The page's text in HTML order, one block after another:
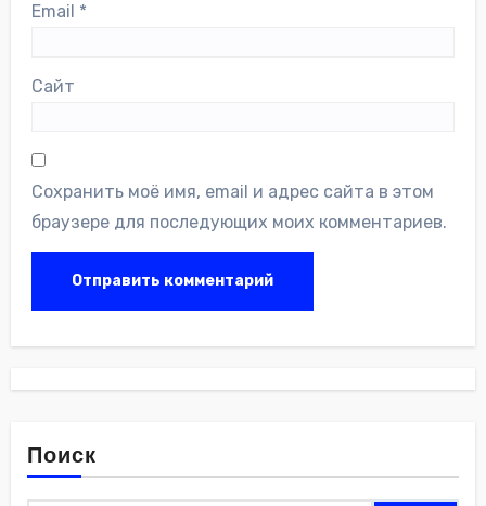
Email *
Сайт
Сохранить моё имя, email и адрес сайта в этом
браузере для последующих моих комментариев.
Поиск